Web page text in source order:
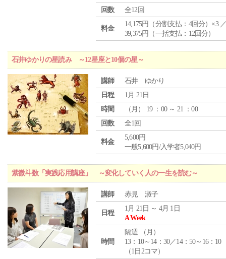
回数
全12回
料金
14,175円（分割支払：4回分）×3
39,375円（一括支払：12回分）
石井ゆかりの星読み ～12星座と10個の星～
講師
石井 ゆかり
日程
1月 21日
時間
（ 月 ） 19 ：00 ～ 21 ：00
回数
全1回
料金
5,600円
一般5,600円/入学者5,040円
紫微斗数「実践応用講座」 ～変化していく人の一生を読む～
講師 赤見 淑子
日程
1月 21日 ～ 4月 1日
A Week
時間
隔週 （ 月 ）
13：10～14：30／14：50～16：10
（1日2コマ）